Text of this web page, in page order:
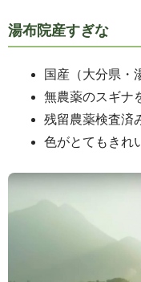
湯布院産すぎな
国産（大分県・
無農薬のスギナ
残留農薬検査済
色がとてもきれ